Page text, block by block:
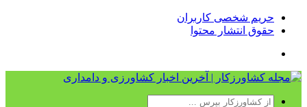
حریم شخصی کاربران
حقوق انتشار محتوا